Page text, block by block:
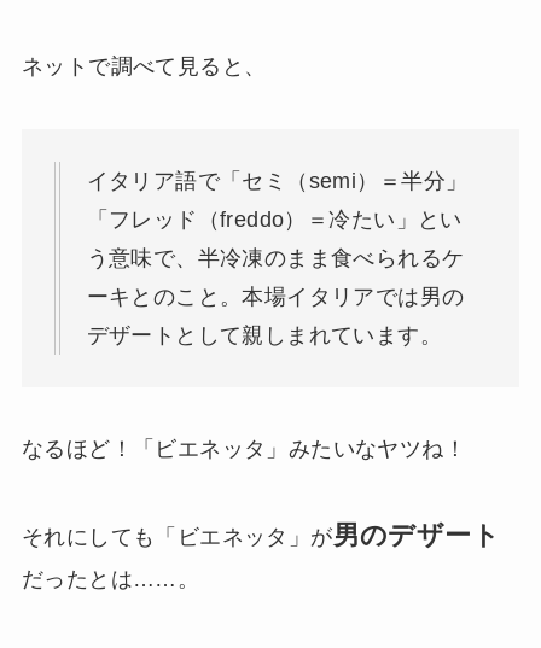
ネットで調べて見ると、
イタリア語で「セミ（semi）＝半分」
「フレッド（freddo）＝冷たい」とい
う意味で、半冷凍のまま食べられるケ
ーキとのこと。本場イタリアでは男の
デザートとして親しまれています。
なるほど！「ビエネッタ」みたいなヤツね！
それにしても「ビエネッタ」が男のデザート
だったとは……。